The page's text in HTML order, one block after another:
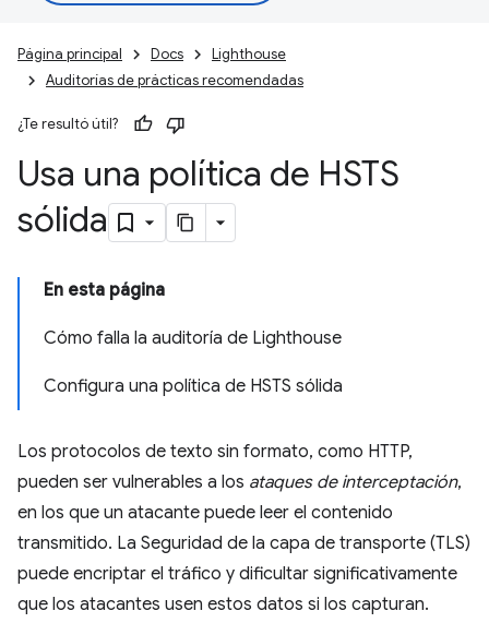
Página principal Docs
Lighthouse
Auditorías de prácticas recomendadas
¿Te resultó útil?
Usa una política de HSTS
sólida
En esta página
Cómo falla la auditoría de Lighthouse
Configura una política de HSTS sólida
Los protocolos de texto sin formato, como HTTP,
pueden ser vulnerables a los ataques de interceptación,
en los que un atacante puede leer el contenido
transmitido. La Seguridad de la capa de transporte (TLS)
puede encriptar el tráfico y dificultar significativamente
que los atacantes usen estos datos si los capturan.